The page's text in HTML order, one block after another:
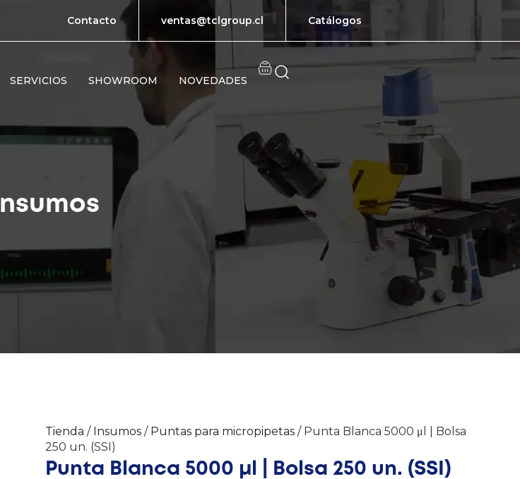
Contacto ventas@tclgroup.cl Catálogos
SERVICIOS SHOWROOM NOVEDADES
Insumos
Tienda / Insumos / Puntas para micropipetas / Punta Blanca 5000 μl | Bolsa
250 un. (SSI)
Punta Blanca 5000 μl | Bolsa 250 un. (SSI)